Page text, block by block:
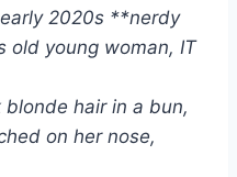
2020s **nerdy
old young woman, IT
hair in a bun,
on her nose,